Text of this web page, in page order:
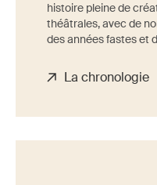
histoire pleine de
théâtrales, avec de
des années fastes et
La chronologie